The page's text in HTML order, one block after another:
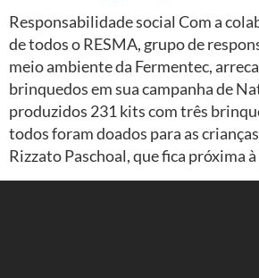
Responsabilidade social Com a
de todos o RESMA, grupo de
meio ambiente da Fermentec,
brinquedos em sua campanha de
produzidos 231 kits com três
todos foram doados para as
Rizzato Paschoal, que fica próxima